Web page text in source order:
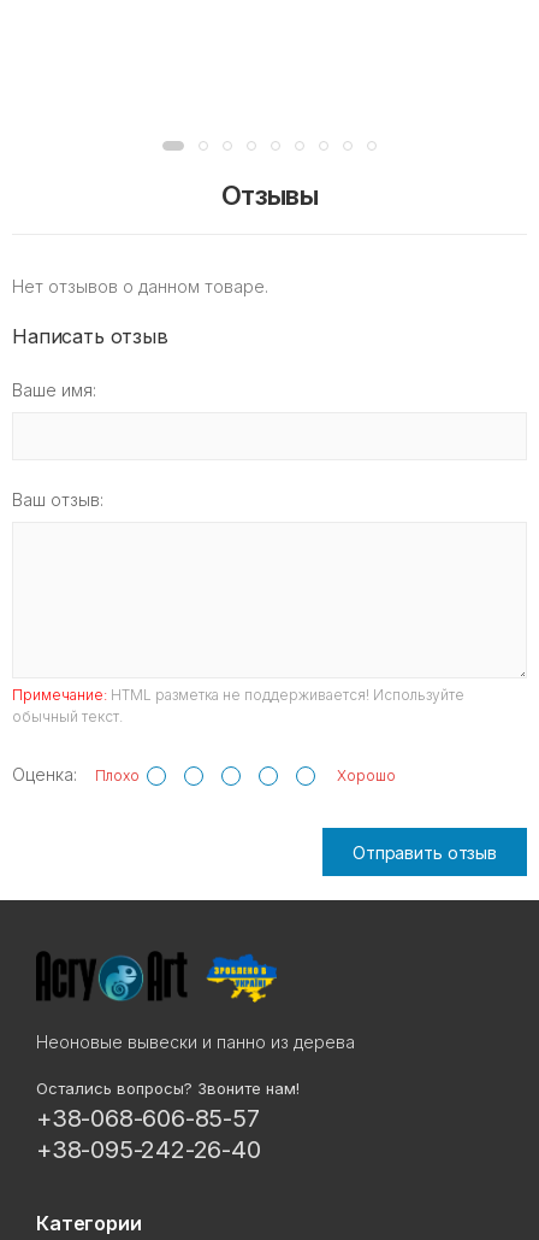
Отзывы
Нет отзывов о данном товаре.
Написать отзыв
Ваше имя:
Ваш отзыв:
Примечание: HTML разметка не поддерживается! Используйте
обычный текст.
Оценка: Плохо Хорошо
Отправить отзыв
Неоновые вывески и панно из дерева
Остались вопросы? Звоните нам!
+38-068-606-85-57
+38-095-242-26-40
Категории